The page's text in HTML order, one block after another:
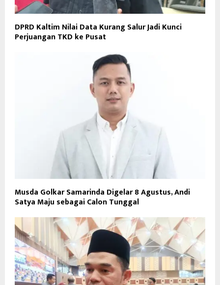
DPRD Kaltim Nilai Data Kurang Salur Jadi Kunci
Perjuangan TKD ke Pusat
Musda Golkar Samarinda Digelar 8 Agustus, Andi
Satya Maju sebagai Calon Tunggal